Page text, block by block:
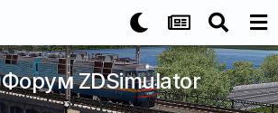
Форум ZDSimulator